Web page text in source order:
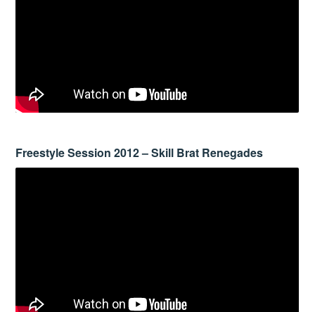
Freestyle Session 2012 – Skill Brat Renegades